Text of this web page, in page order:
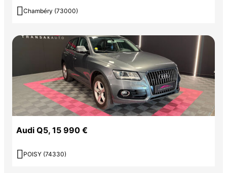
 Chambéry (73000)
Audi Q5, 15 990 €
 POISY (74330)